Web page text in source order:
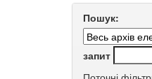
Пошук:
запит